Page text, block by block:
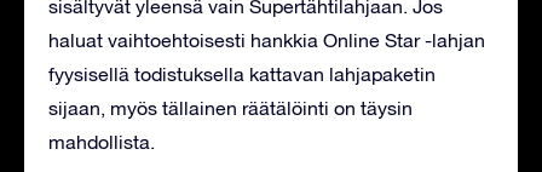
sisältyvät yleensä vain Supertähtilahjaan. Jos
haluat vaihtoehtoisesti hankkia Online Star -lahjan
fyysisellä todistuksella kattavan lahjapaketin
sijaan, myös tällainen räätälöinti on täysin
mahdollista.